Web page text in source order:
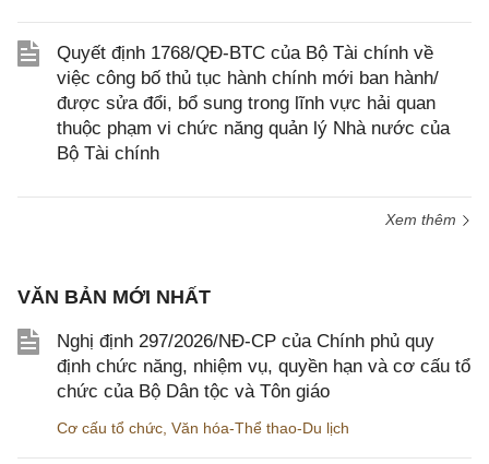
Quyết định 1768/QĐ-BTC của Bộ Tài chính về
việc công bố thủ tục hành chính mới ban hành/
được sửa đổi, bổ sung trong lĩnh vực hải quan
thuộc phạm vi chức năng quản lý Nhà nước của
Bộ Tài chính
Xem thêm
VĂN BẢN MỚI NHẤT
Nghị định 297/2026/NĐ-CP của Chính phủ quy
định chức năng, nhiệm vụ, quyền hạn và cơ cấu tổ
chức của Bộ Dân tộc và Tôn giáo
Cơ cấu tổ chức Văn hóa-Thể thao-Du lịch